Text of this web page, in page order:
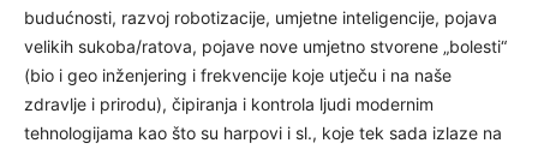
budućnosti, razvoj robotizacije, umjetne inteligencije, pojava
velikih sukoba/ratova, pojave nove umjetno stvorene „bolesti“
(bio i geo inženjering i frekvencije koje utječu i na naše
zdravlje i prirodu), čipiranja i kontrola ljudi modernim
tehnologijama kao što su harpovi i sl., koje tek sada izlaze na